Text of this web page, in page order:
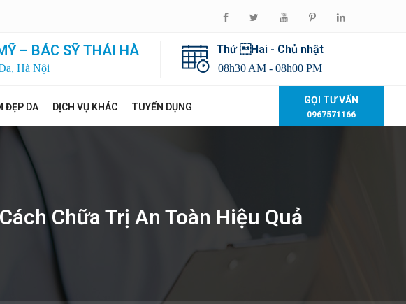
– BÁC SỸ THÁI HÀ
Hà Nội
Thứ Hai - Chủ nhật
08h30 AM - 08h00 PM
ĐẸP DA DỊCH VỤ KHÁC TUYỂN DỤNG
GỌI TƯ VẤN
0967571166
Chữa Trị An Toàn Hiệu Quả